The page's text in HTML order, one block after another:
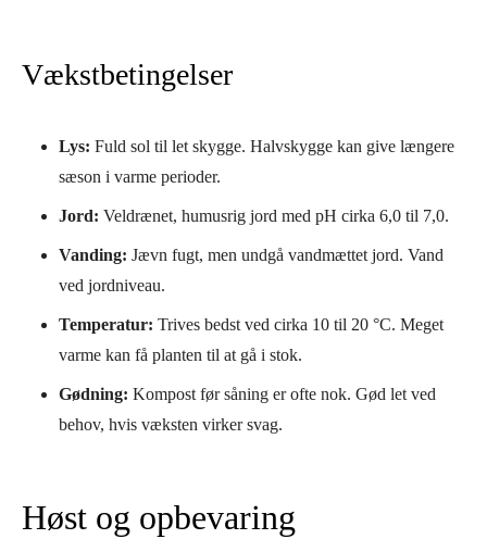
Vækstbetingelser
Lys: Fuld sol til let skygge. Halvskygge kan give længere
sæson i varme perioder.
Jord: Veldrænet, humusrig jord med pH cirka 6,0 til 7,0.
Vanding: Jævn fugt, men undgå vandmættet jord. Vand
ved jordniveau.
Temperatur: Trives bedst ved cirka 10 til 20 °C. Meget
varme kan få planten til at gå i stok.
Gødning: Kompost før såning er ofte nok. Gød let ved
behov, hvis væksten virker svag.
Høst og opbevaring